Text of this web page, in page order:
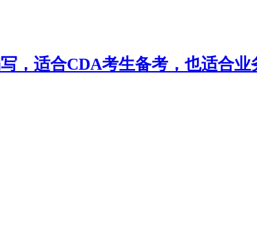
，适合CDA考生备考，也适合业